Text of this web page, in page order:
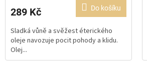
je
z
5
hvězdiček.
289 Kč Do košíku
Sladká vůně a svěžest éterického
oleje navozuje pocit pohody a klidu.
Olej...